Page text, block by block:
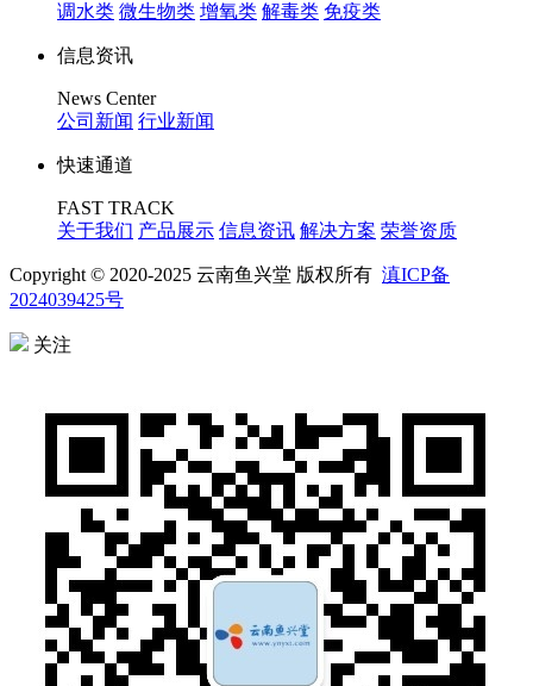
调水类 微生物类 增氧类 解毒类 免疫类
信息资讯
News Center
公司新闻 行业新闻
快速通道
FAST TRACK
关于我们 产品展示 信息资讯 解决方案 荣誉资质
Copyright © 2020-2025 云南鱼兴堂 版权所有 滇ICP备
2024039425号
关注